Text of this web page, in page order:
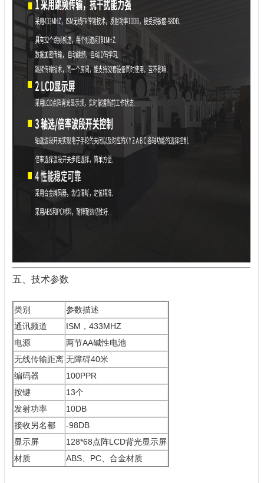
五、技术参数
类别
参数描述
通讯频道
ISM，433MHZ
电源
两节AA碱性电池
无线传输距离 无障碍40米
编码器
100PPR
按键
13个
发射功率
10DB
接收另名都
-98DB
显示屏
128*68点阵LCD背光显示屏
材质
ABS、PC、合金材质